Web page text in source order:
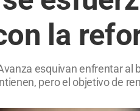
la
esquivan enfrentar al
pero el objetivo de